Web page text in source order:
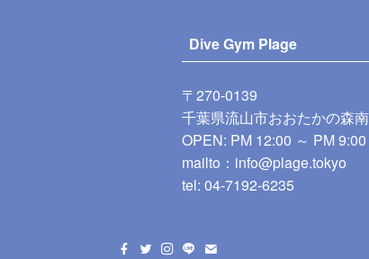
Dive Gym Plage
〒270-0139
千葉県流山市おおたかの森
OPEN: PM 12:00 ～ PM 9:00
mailto： info@plage.tokyo
tel: 04-7192-6235